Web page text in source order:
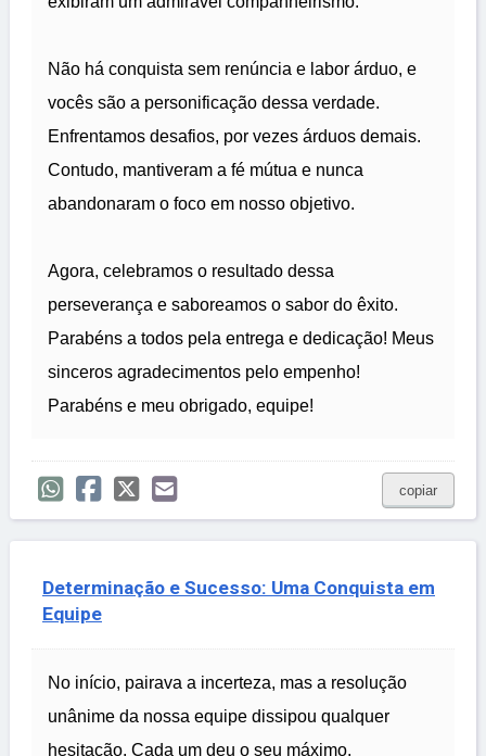
Não há conquista sem renúncia e labor árduo, e
vocês são a personificação dessa verdade.
Enfrentamos desafios, por vezes árduos demais.
Contudo, mantiveram a fé mútua e nunca
abandonaram o foco em nosso objetivo.
Agora, celebramos o resultado dessa
perseverança e saboreamos o sabor do êxito.
Parabéns a todos pela entrega e dedicação! Meus
sinceros agradecimentos pelo empenho!
Parabéns e meu obrigado, equipe!
copiar
Determinação e Sucesso: Uma Conquista em
Equipe
No início, pairava a incerteza, mas a resolução
unânime da nossa equipe dissipou qualquer
hesitação. Cada um deu o seu máximo,